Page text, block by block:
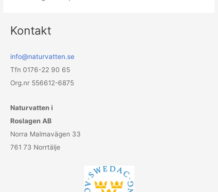
Kontakt
info@naturvatten.se
Tfn 0176-22 90 65
Org.nr 556612-6875
Naturvatten i
Roslagen AB
Norra Malmavägen 33
761 73 Norrtälje